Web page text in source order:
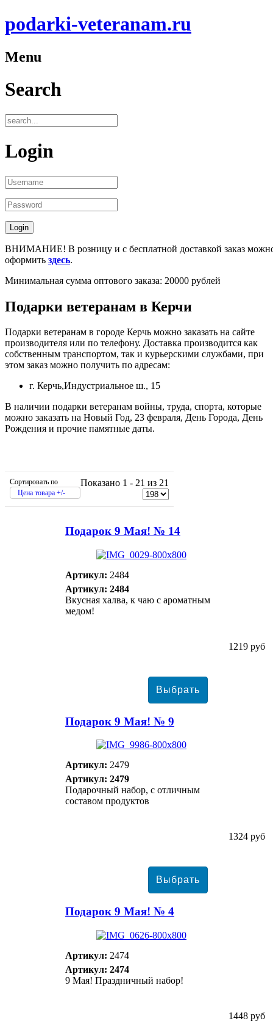
podarki-veteranam.ru
Menu
Search
Login
ВНИМАНИЕ! В розницу и с бесплатной доставкой заказ
оформить здесь.
Минимальная сумма оптового заказа: 20000 рублей
Подарки ветеранам в Керчи
Подарки ветеранам в городе Керчь можно заказать на сайте
производителя или по телефону. Доставка производится как
собственным транспортом, так и курьерскими службами, при
этом заказ можно получить по адресам:
г. Керчь,Индустриальное ш., 15
В наличии подарки ветеранам войны, труда, спорта, которые
можно заказать на Новый Год, 23 февраля, День Города, День
Рождения и прочие памятные даты.
Сортировать по
Цена товара +/-
Показано 1 - 21 из 21
Подарок 9 Мая! № 14
Артикул: 2484
Артикул: 2484
Вкусная халва, к чаю с ароматным
медом!
1219 руб
Подарок 9 Мая! № 9
Артикул: 2479
Артикул: 2479
Подарочный набор, с отличным
составом продуктов
1324 руб
Подарок 9 Мая! № 4
Артикул: 2474
Артикул: 2474
9 Мая! Праздничный набор!
1448 руб